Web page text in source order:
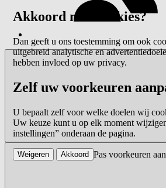
Akkoord met cookies?
Dan geeft u ons toestemming om ook
uitgebreid analytische en
hebben invloed op uw privacy.
Zelf uw voorkeuren
U bepaalt zelf voor welke doelen wij
Uw keuze kunt u op elk moment
instellingen” onderaan de pagina.
Pas voorkeuren aan
Weigeren Akkoord